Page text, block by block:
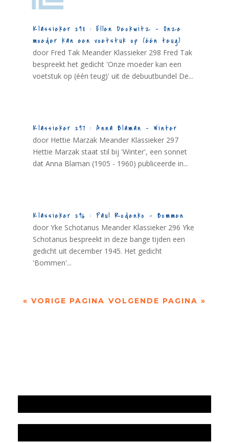
Klassieker 298 : Ellen Deckwitz – Onze
moeder kan een voetstuk op (één teug)
door Fred Tak Meander Klassieker 298 Fred Tak
bespreekt het gedicht 'Onze moeder kan een
voetstuk op (één teug)' uit de debuutbundel De...
Klassieker 297 : Anna Blaman – Winter
door Hettie Marzak Meander Klassieker 297
Hettie Marzak staat stil bij 'Winter', een sonnet
dat Anna Blaman (1905 - 1960) publiceerde in...
Klassieker 296 : Paul Rodenko – Bommen
door Yke Schotanus Meander Klassieker 296 Yke
Schotanus bespreekt in deze bange tijden een
gedicht uit december 1945. Het gedicht
'Bommen'...
« VORIGE PAGINA VOLGENDE PAGINA »